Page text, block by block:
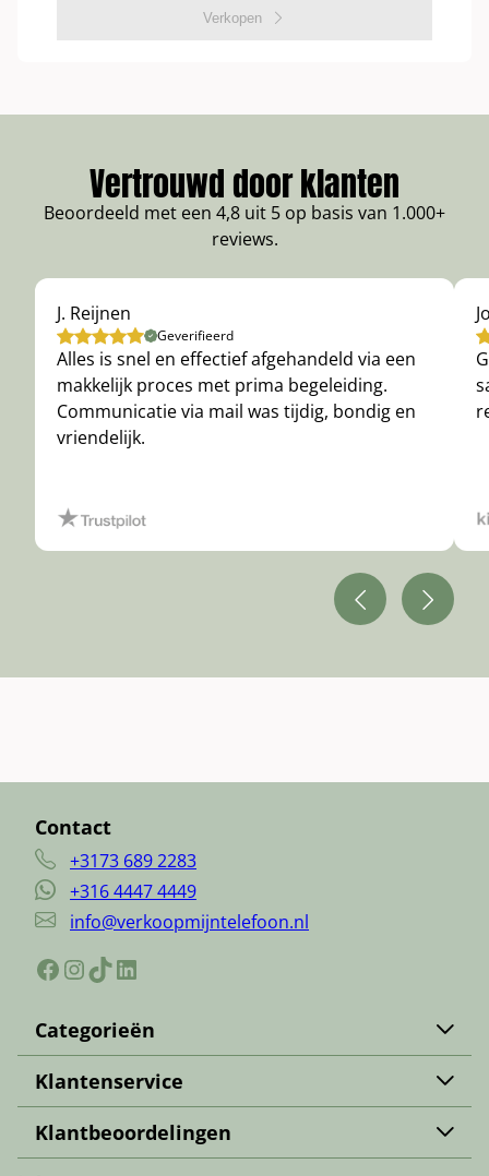
Verkopen
Vertrouwd door klanten
Beoordeeld met een 4,8 uit 5 op basis van 1.000+
reviews.
J. Reijnen
Geverifieerd
Alles is snel en effectief afgehandeld via een
makkelijk proces met prima begeleiding.
Communicatie via mail was tijdig, bondig en
vriendelijk.
Contact
+3173 689 2283
+316 4447 4449
info@verkoopmijntelefoon.nl
Facebook
Instagram
TikTokLinkedIn
Categorieën
Apple iPhone verkopen
iPad verkopen
Samsung verkopen
Samsung Tab verkopen
Klantenservice
Contact
Over ons
Klantbeoordelingen
Trustpilot